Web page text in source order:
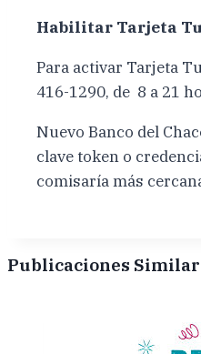
Habilitar Tarjeta
Para activar Tarjeta
416-1290, de 8 a 21
Nuevo Banco del
clave token o
comisaría más
Publicaciones